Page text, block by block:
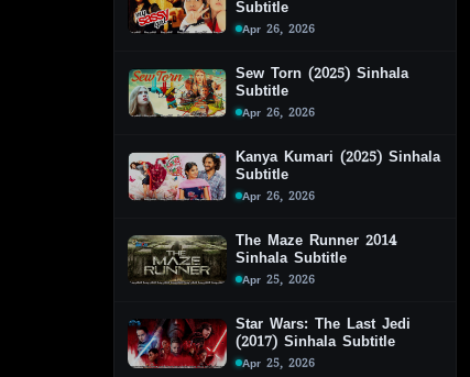
Subtitle
Apr 26, 2026
Sew Torn (2025) Sinhala
Subtitle
Apr 26, 2026
Kanya Kumari (2025) Sinhala
Subtitle
Apr 26, 2026
The Maze Runner 2014
Sinhala Subtitle
Apr 25, 2026
Star Wars: The Last Jedi
(2017) Sinhala Subtitle
Apr 25, 2026